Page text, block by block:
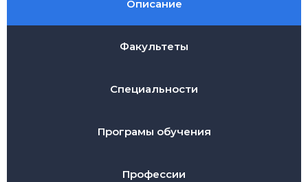
Описание
Факультеты
Специальности
Програмы обучения
Профессии